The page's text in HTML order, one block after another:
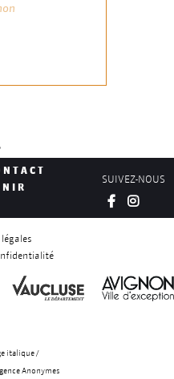
SUIVEZ-NOUS
italique /
Anonymes